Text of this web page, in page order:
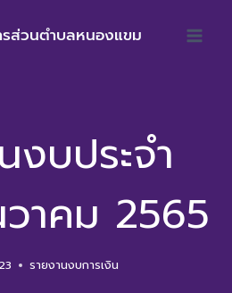
รส่วนตำบลหนองแขม
งบประจำ
าคม 2565
รายงานงบการเงิน